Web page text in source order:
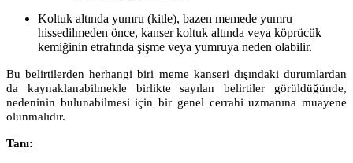
Koltuk altında yumru (kitle), bazen memede yumru
hissedilmeden önce, kanser koltuk altında veya köprücük
kemiğinin etrafında şişme veya yumruya neden olabilir.
Bu belirtilerden herhangi biri meme kanseri dışındaki durumlardan
da kaynaklanabilmekle birlikte sayılan belirtiler görüldüğünde,
nedeninin bulunabilmesi için bir genel cerrahi uzmanına muayene
olunmalıdır.
Tanı: